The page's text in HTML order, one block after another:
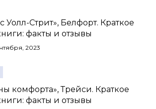
Уолл-Стрит», Белфорт. Краткое
факты и отзывы
2023
комфорта», Трейси. Краткое
факты и отзывы